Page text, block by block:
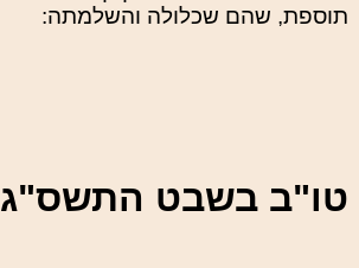
תוספת, שהם שכלולה והשלמתה:
טו"ב בשבט התשס"ג